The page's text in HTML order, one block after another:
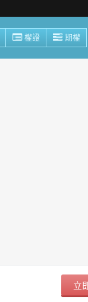
權證 期權
立